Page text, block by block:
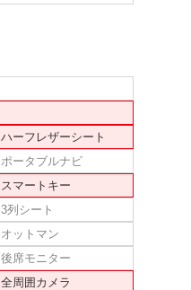
ハーフレザーシート
ポータブルナビ
スマートキー
3列シート
オットマン
後席モニター
全周囲カメラ